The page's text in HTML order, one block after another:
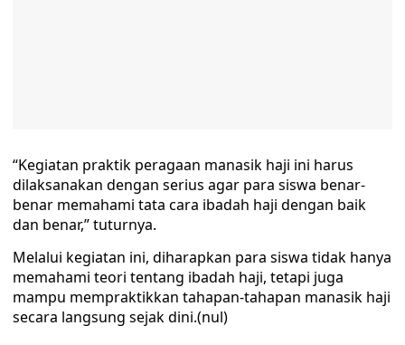
“Kegiatan praktik peragaan manasik haji ini harus
dilaksanakan dengan serius agar para siswa benar-
benar memahami tata cara ibadah haji dengan baik
dan benar,” tuturnya.
Melalui kegiatan ini, diharapkan para siswa tidak hanya
memahami teori tentang ibadah haji, tetapi juga
mampu mempraktikkan tahapan-tahapan manasik haji
secara langsung sejak dini.(nul)